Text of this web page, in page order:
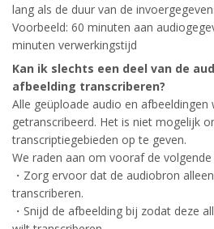
lang als de duur van de
Voorbeeld: 60 minuten aan
minuten verwerkingstijd
Kan ik slechts een deel van de
afbeelding transcriberen?
Alle geüploade audio en afbeeldingen
getranscribeerd. Het is niet mogelijk
transcriptiegebieden op te geven.
We raden aan om vooraf de
・Zorg ervoor dat de audiobron
transcriberen.
・Snijd de afbeelding bij zodat deze